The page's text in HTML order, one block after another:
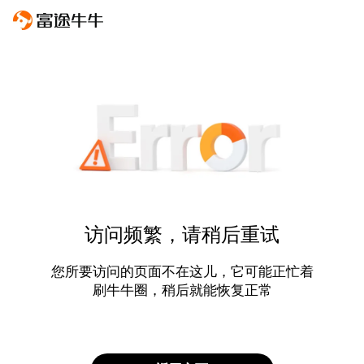
访问频繁，请稍后重试
您所要访问的页面不在这儿，它可能正忙着
刷牛牛圈，稍后就能恢复正常